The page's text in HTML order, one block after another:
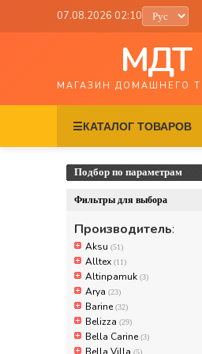
07.08.2026 02:10
МДТ
МАГАЗИН ДОМАШНЕГО
☰КАТАЛОГ ТОВАРОВ
Подбор по параметрам
Фильтры для выбора
Производитель:
Aksu (51)
Alltex (11)
Altinpamuk (3)
Arya (23)
Barine(32)
Belizza (29)
Bella Carine(3)
(5)